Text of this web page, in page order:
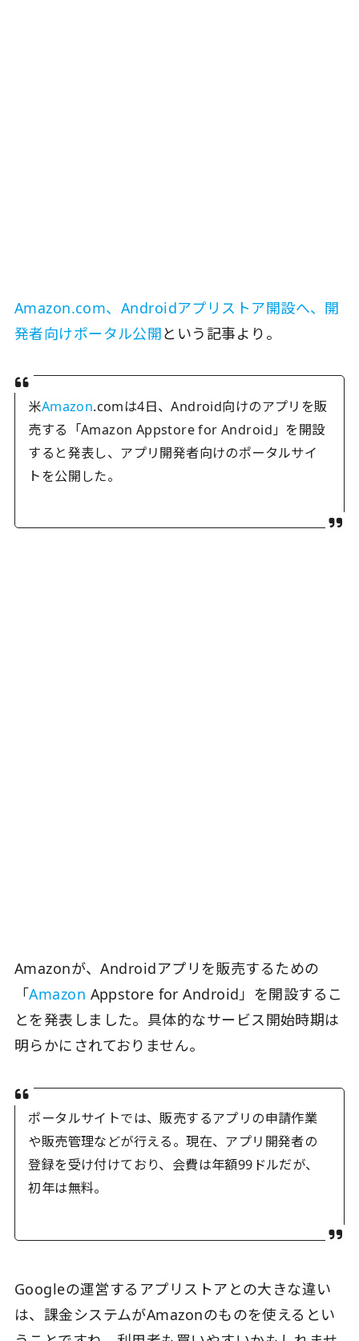
Amazon.com、Androidアプリストア開設へ、開
発者向けポータル公開という記事より。
米Amazon.comは4日、Android向けのアプリを販
売する「Amazon Appstore for Android」を開設
すると発表し、アプリ開発者向けのポータルサイ
トを公開した。
Amazonが、Androidアプリを販売するための
「Amazon Appstore for Android」を開設するこ
とを発表しました。具体的なサービス開始時期は
明らかにされておりません。
ポータルサイトでは、販売するアプリの申請作業
や販売管理などが行える。現在、アプリ開発者の
登録を受け付けており、会費は年額99ドルだが、
初年は無料。
Googleの運営するアプリストアとの大きな違い
は、課金システムがAmazonのものを使えるとい